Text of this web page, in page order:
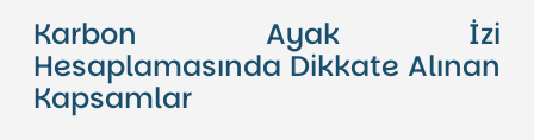
Karbon Ayak İzi
Hesaplamasında Dikkate Alınan
Kapsamlar